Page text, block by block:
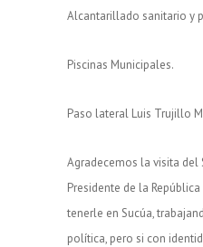
Alcantarillado sanitario y
Piscinas Municipales.
Paso lateral Luis Trujillo
Agradecemos la visita del
Presidente de la
tenerle en Sucúa,
política, pero si con